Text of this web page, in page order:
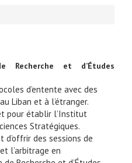
et d’Études
d’entente avec des
Liban et à l’étranger.
pour établir l’Institut
Stratégiques.
des sessions de
l’arbitrage en